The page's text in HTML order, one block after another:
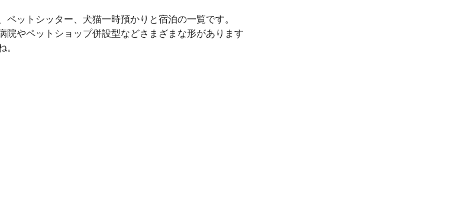
ペットシッター、犬猫一時預かりと宿泊の一覧です。
院やペットショップ併設型などさまざまな形があります
。